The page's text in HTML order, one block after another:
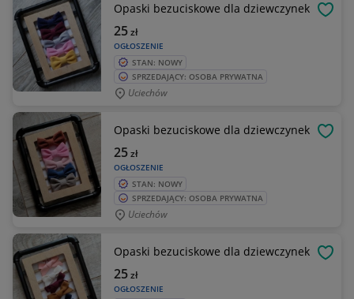
Opaski bezuciskowe dla dziewczynek
OGŁOSZENIE
25zł
STAN: NOWY
SPRZEDAJĄCY: OSOBA PRYWATNA
Uciechów
Opaski bezuciskowe dla dziewczynek
OGŁOSZENIE
25zł
STAN: NOWY
SPRZEDAJĄCY: OSOBA PRYWATNA
Uciechów
Opaski bezuciskowe dla dziewczynek
OGŁOSZENIE
25zł